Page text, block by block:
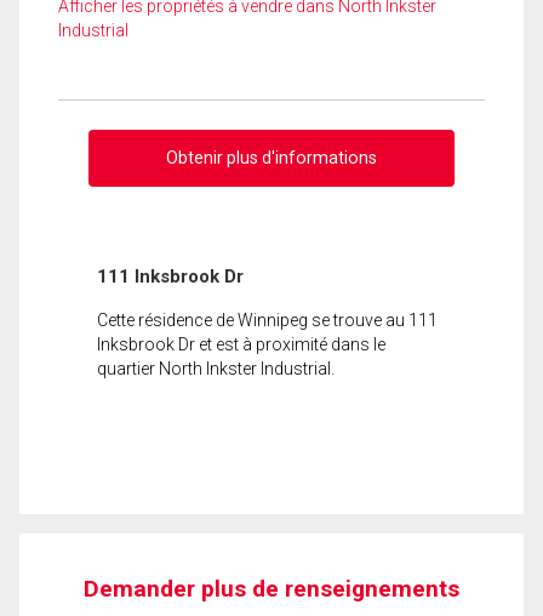
Afficher les propriétés à vendre dans North Inkster
Industrial
Obtenir plus d'informations
111 Inksbrook Dr
Cette résidence de Winnipeg se trouve au 111
Inksbrook Dr et est à proximité dans le
quartier North Inkster Industrial.
Demander plus de renseignements